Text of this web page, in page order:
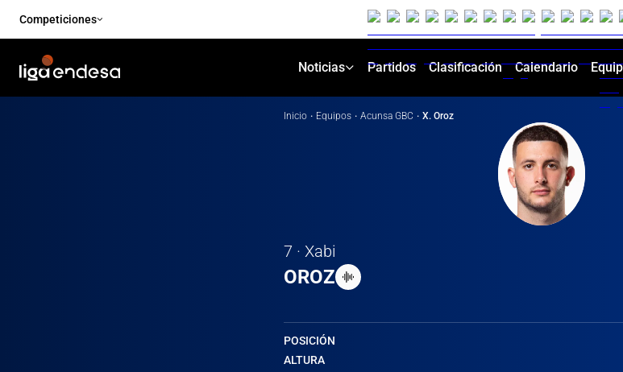
Competiciones
Noticias Partidos Clasificación Calendario
Inicio · Equipos · Acunsa GBC · X. Oroz
7 · Xabi
OROZ
POSICIÓN
ALTURA